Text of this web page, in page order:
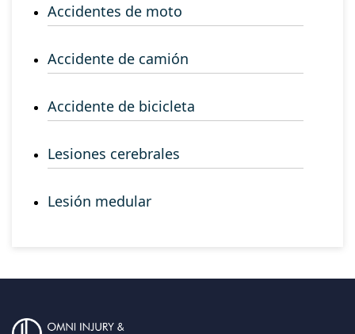
Accidentes de moto
Accidente de camión
Accidente de bicicleta
Lesiones cerebrales
Lesión medular